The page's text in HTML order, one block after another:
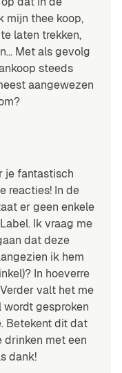
mijn thee koop,
laten trekken,
Met als gevolg
steeds
aangewezen
je fantastisch
reacties! In de
er geen enkele
Ik vraag me
dat deze
ik hem
In hoeverre
valt het me
gesproken
Betekent dit dat
drinken met een
dank!